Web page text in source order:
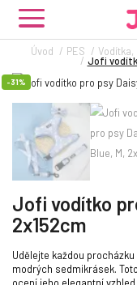
Úvod PES
Jofi
-31%
Jofi vodítko
2x152cm
Udělejte každou
modrých sedmikrásek.